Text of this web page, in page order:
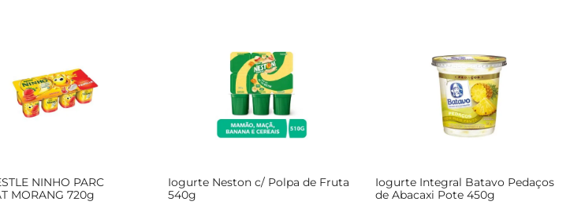
NINHO PARC
MORANG 720g
Iogurte Neston c/ Polpa de Fruta
540g
Iogurte Integral Batavo Pedaços
de Abacaxi Pote 450g